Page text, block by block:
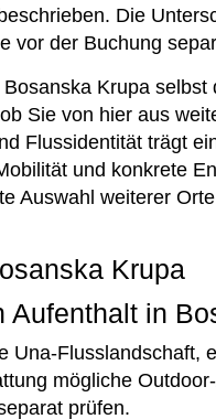
Die
vor der Buchung
Krupa
Sie von hier aus
Flussidentität trägt
und konkrete
Auswahl weiterer
Krupa
Aufenthalt in
Una-Flusslandschaft,
mögliche
prüfen.